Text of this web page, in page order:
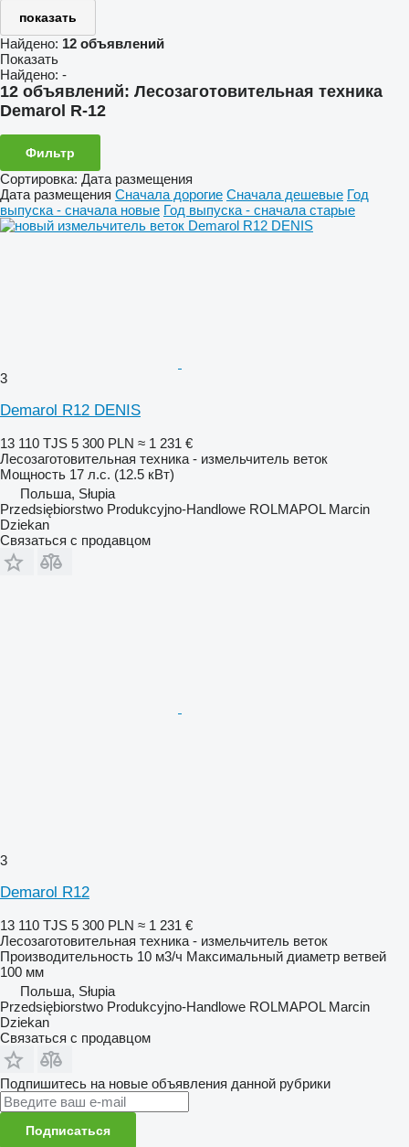
показать
Найдено: 12 объявлений
Показать
Найдено: -
12 объявлений: Лесозаготовительная техника
Demarol R-12
Фильтр
Сортировка: Дата размещения
Дата размещения Сначала дорогие Сначала дешевые Год
выпуска - сначала новые Год выпуска - сначала старые
3
Demarol R12 DENIS
13 110 TJS 5 300 PLN ≈ 1 231 €
Лесозаготовительная техника - измельчитель веток
Мощность 17 л.с. (12.5 кВт)
Польша, Słupia
Przedsiębiorstwo Produkcyjno-Handlowe ROLMAPOL Marcin
Dziekan
Связаться с продавцом
3
Demarol R12
13 110 TJS 5 300 PLN ≈ 1 231 €
Лесозаготовительная техника - измельчитель веток
Производительность 10 м3/ч Максимальный диаметр ветвей
100 мм
Польша, Słupia
Przedsiębiorstwo Produkcyjno-Handlowe ROLMAPOL Marcin
Dziekan
Связаться с продавцом
Подпишитесь на новые объявления данной рубрики
Подписаться